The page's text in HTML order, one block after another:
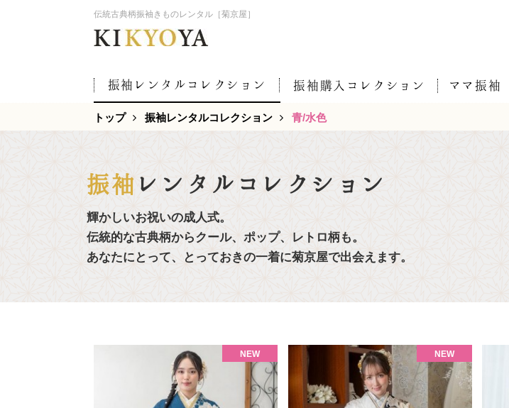
伝統古典柄振袖きものレンタル［菊京屋］
振袖レンタルコレクション 振袖購入コレクション ママ振袖
トップ 振袖レンタルコレクション 青/水色
振袖 レンタルコレクション
輝かしいお祝いの成人式。
伝統的な古典柄からクール、ポップ、レトロ柄も。
あなたにとって、とっておきの一着に菊京屋で出会えます。